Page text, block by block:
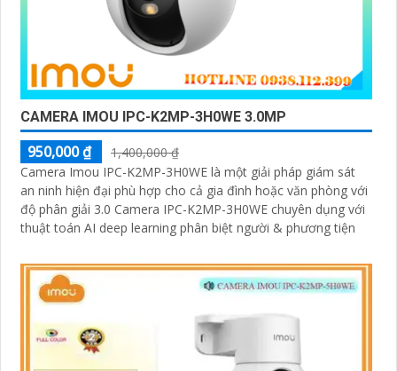
CAMERA IMOU IPC-K2MP-3H0WE 3.0MP
950,000 ₫
1,400,000 ₫
Camera Imou IPC-K2MP-3H0WE là một giải pháp giám sát
an ninh hiện đại phù hợp cho cả gia đình hoặc văn phòng với
độ phân giải 3.0 Camera IPC-K2MP-3H0WE chuyên dụng với
thuật toán AI deep learning phân biệt người & phương tiện